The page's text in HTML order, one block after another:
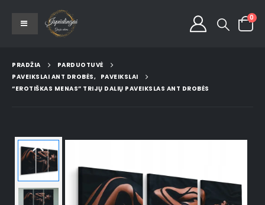
0
PRADŽIA
PARDUOTUVĖ
PAVEIKSLAI ANT DROBĖS, PAVEIKSLAI
“EROTIŠKAS MENAS” TRIJŲ DALIŲ PAVEIKSLAS ANT DROBĖS